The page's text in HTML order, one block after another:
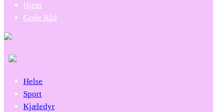
Hjem
Gode Råd
Helse
Sport
Kjæledyr